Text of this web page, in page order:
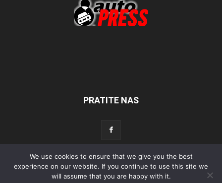
PRATITE NAS
Početna Aktualno Test Tehnika Servis Tuning
Sport
Lifestyle
Povijest
We use cookies to ensure that we give you the best
experience on our website. If you continue to use this site we
will assume that you are happy with it.